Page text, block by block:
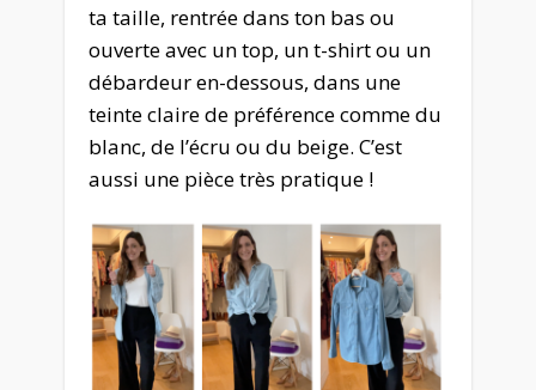
ta taille, rentrée dans ton bas ou
ouverte avec un top, un t-shirt ou un
débardeur en-dessous, dans une
teinte claire de préférence comme du
blanc, de l’écru ou du beige. C’est
aussi une pièce très pratique !